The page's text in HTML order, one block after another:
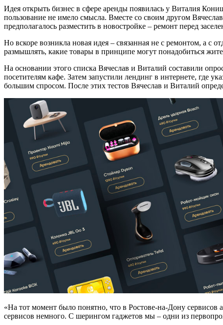
Идея открыть бизнес в сфере аренды появилась у Виталия
пользование не имело смысла. Вместе со своим другом
предполагалось разместить в новостройке – ремонт перед
Но вскоре возникла новая идея – связанная не с ремонтом, а с
размышлять, какие товары в принципе могут понадобиться
На основании этого списка Вячеслав и Виталий составили
посетителям кафе. Затем запустили лендинг в интернете, где
большим спросом. После этих тестов Вячеслав и Виталий
«На тот момент было понятно, что в Ростове-на-Дону сервисов
сервисов немного. С шерингом гаджетов мы – одни из